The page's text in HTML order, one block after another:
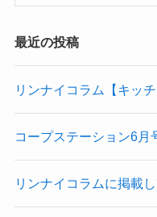
最近の投稿
リンナイコラム【キッチ
コープステーション6月
リンナイコラムに掲載